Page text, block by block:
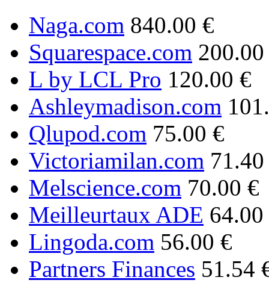
Naga.com 840.00 €
Squarespace.com
L by LCL Pro 120.00 €
Ashleymadison.com
Qlupod.com 75.00 €
Victoriamilan.com
Melscience.com 70.00 €
Meilleurtaux ADE 64.00
Lingoda.com 56.00 €
Partners Finances 51.54